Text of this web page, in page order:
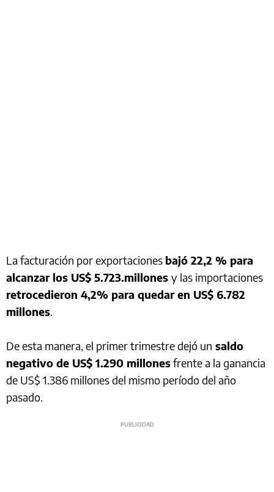
La facturación por exportaciones bajó 22,2 % para
alcanzar los US$ 5.723.millones y las importaciones
retrocedieron 4,2% para quedar en US$ 6.782
millones.
De esta manera, el primer trimestre dejó un saldo
negativo de US$ 1.290 millonesfrente a la ganancia
de US$ 1.386 millones del mismo período del año
pasado.